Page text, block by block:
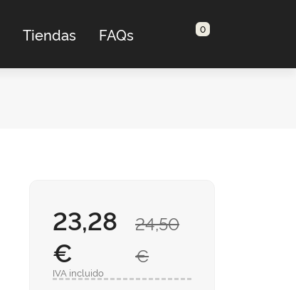
Tiendas FAQs 0
24,50
€
23,28
€
IVA incluido